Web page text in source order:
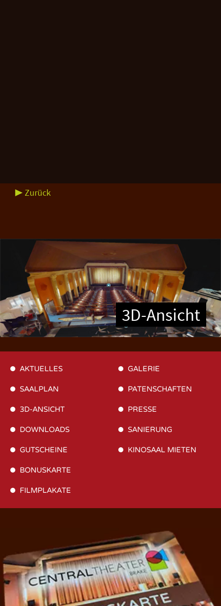
▶ Zurück
3D-Ansicht
AKTUELLES
SAALPLAN
3D-ANSICHT
DOWNLOADS
GUTSCHEINE
BONUSKARTE
FILMPLAKATE
GALERIE
PATENSCHAFTEN
PRESSE
SANIERUNG
KINOSAAL MIETEN